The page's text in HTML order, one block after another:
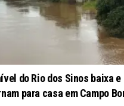
do Rio dos Sinos baixa e
para casa em Campo